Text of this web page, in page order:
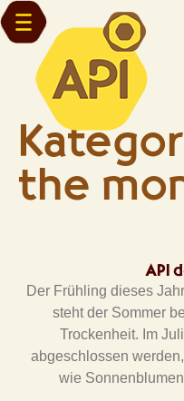
the
API
Der Frühling dieses
steht der Sommer
Trockenheit. Im
abgeschlossen
wie